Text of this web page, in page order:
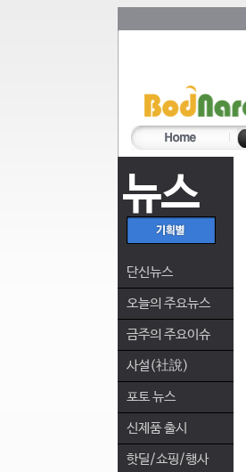
뉴스
단신뉴스
오늘의 주요뉴스
금주의 주요이슈
사설(社說)
포토 뉴스
신제품 출시
핫딜/쇼핑/행사